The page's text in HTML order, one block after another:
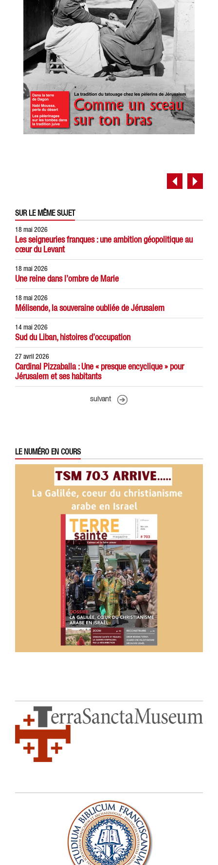
SUR LE MÊME SUJET
18 mai 2026
Les seigneuries franques : une ambition géopolitique au
cœur du Levant
18 mai 2026
Une reine dans l’ombre de Marie
18 mai 2026
Mélisende, la souveraine oubliée de Jérusalem
14 mai 2026
Sud du Liban, histoires d’occupation
27 avril 2026
Cardinal Pizzaballa : Une « presque encyclique » pour
Jérusalem et ses habitants
suivant
LE NUMÉRO EN COURS